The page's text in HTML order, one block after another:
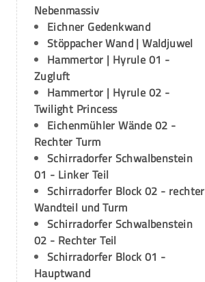
Nebenmassiv
Eichner Gedenkwand
Stöppacher Wand | Waldjuwel
Hammertor | Hyrule 01 -
Zugluft
Hammertor | Hyrule 02 -
Twilight Princess
Eichenmühler Wände 02 -
Rechter Turm
Schirradorfer Schwalbenstein
01 - Linker Teil
Schirradorfer Block 02 - rechter
Wandteil und Turm
Schirradorfer Schwalbenstein
02 - Rechter Teil
Schirradorfer Block 01 -
Hauptwand